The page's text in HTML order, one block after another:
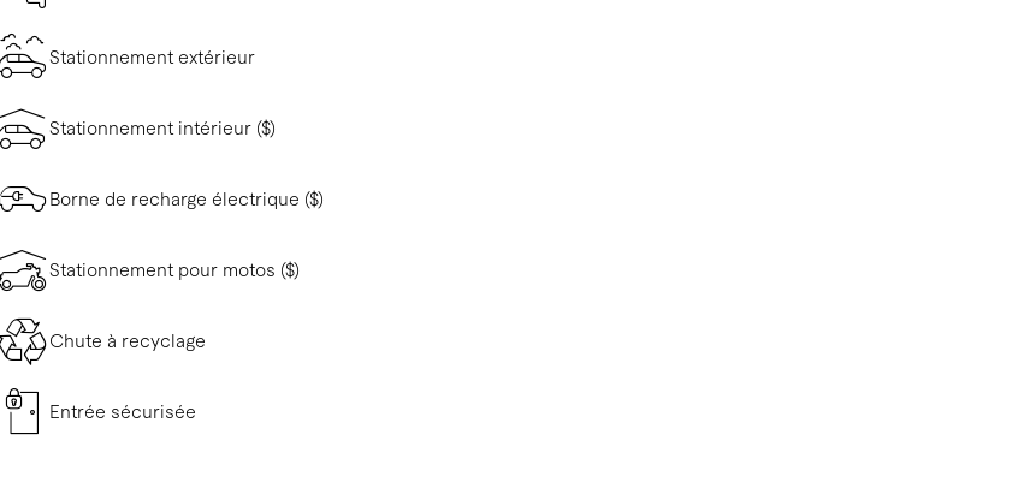
Stationnement extérieur
Stationnement intérieur ($)
Borne de recharge électrique ($)
Stationnement pour motos ($)
Chute à recyclage
Entrée sécurisée